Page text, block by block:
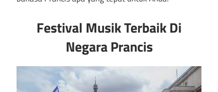
Festival Musik Terbaik Di
Negara Prancis